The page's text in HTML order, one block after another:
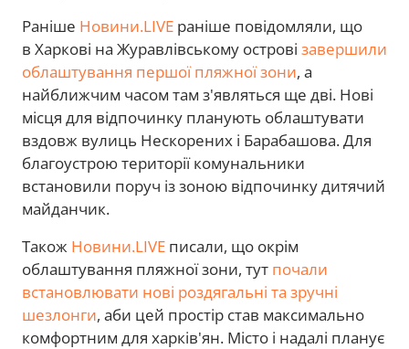
Раніше Новини.LIVE раніше повідомляли, що
в Харкові на Журавлівському острові завершили
облаштування першої пляжної зони, а
найближчим часом там з'являться ще дві. Нові
місця для відпочинку планують облаштувати
вздовж вулиць Нескорених і Барабашова. Для
благоустрою території комунальники
встановили поруч із зоною відпочинку дитячий
майданчик.
Також Новини.LIVE писали, що окрім
облаштування пляжної зони, тут почали
встановлювати нові роздягальні та зручні
шезлонги, аби цей простір став максимально
комфортним для харків'ян. Місто і надалі планує